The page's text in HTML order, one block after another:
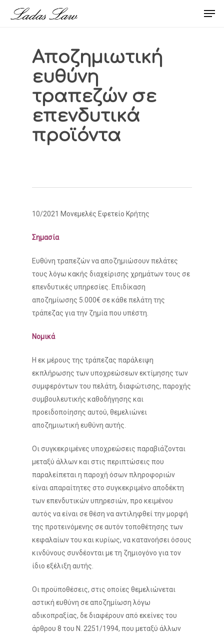
Αποζημιωτική
ευθύνη
τραπεζών σε
επενδυτικά
προϊόντα
10/2021 Μονεμελές Εφετείο Κρήτης
Σημασία
Ευθύνη τραπεζών να αποζημιώσουν πελάτες
τους λόγω κακής διαχείρισης χρημάτων τους σε
επενδυτικές υπηρεσίες. Επιδίκαση
αποζημίωσης 5.000€ σε κάθε πελάτη της
τράπεζας για την ζημία που υπέστη.
Νομικά
Η εκ μέρους της τράπεζας παράλειψη
εκπλήρωσης των υποχρεώσεων εκτίμησης των
συμφερόντων του πελάτη, διαφώτισης, παροχής
συμβουλευτικής καθοδήγησης και
προειδοποίησης αυτού, θεμελιώνει
αποζημιωτική ευθύνη αυτής.
Οι συγκεκριμένες υποχρεώσεις παραβιάζονται
μεταξύ άλλων και στις περιπτώσεις που
παραλείπεται η παροχή όσων πληροφοριών
είναι απαραίτητες στο συγκεκριμένο αποδέκτη
των επενδυτικών υπηρεσιών, προ κειμένου
αυτός να είναι σε θέση να αντιληφθεί την μορφή
της προτεινόμενης σε αυτόν τοποθέτησης των
κεφαλαίων του και κυρίως, να κατανοήσει όσους
κινδύνους συνδέονται με τη ζημιογόνο για τον
ίδιο εξέλιξη αυτής.
Οι προϋποθέσεις, στις οποίες θεμελιώνεται
αστική ευθύνη σε αποζημίωση λόγω
αδικοπραξίας, δε διαφέρουν από εκείνες του
άρθρου 8 του Ν. 2251/1994, που μεταξύ άλλων